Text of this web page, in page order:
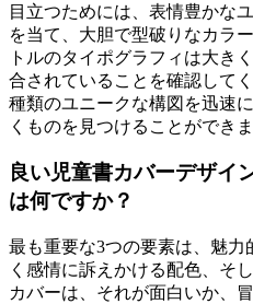
目立つためには、表情豊かな
を当て、大胆で型破りなカラ
トルのタイポグラフィは大き
合されていることを確認して
種類のユニークな構図を迅速
くものを見つけることができま
良い児童書カバーデザイ
は何ですか？
最も重要な3つの要素は、魅力
く感情に訴えかける配色、そ
カバーは、それが面白いか、